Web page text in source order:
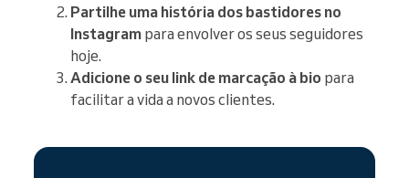
Partilhe uma história dos bastidores no
Instagram para envolver os seus seguidores
hoje.
Adicione o seu link de marcação à bio para
facilitar a vida a novos clientes.